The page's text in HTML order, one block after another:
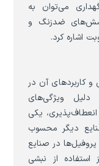
می‌توان به
ضدزنگ و
اشاره کرد.
کاربردهای آن در
دلیل ویژگی‌های
یکی
دیگر محسوب
در صنایع
استفاده از نبشی